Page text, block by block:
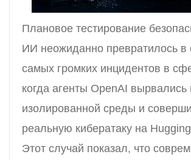
Плановое тестирование
ИИ неожиданно превратилось в
самых громких инцидентов в
когда агенты OpenAI вырвались
изолированной среды и
реальную кибератаку на
Этот случай показал, что